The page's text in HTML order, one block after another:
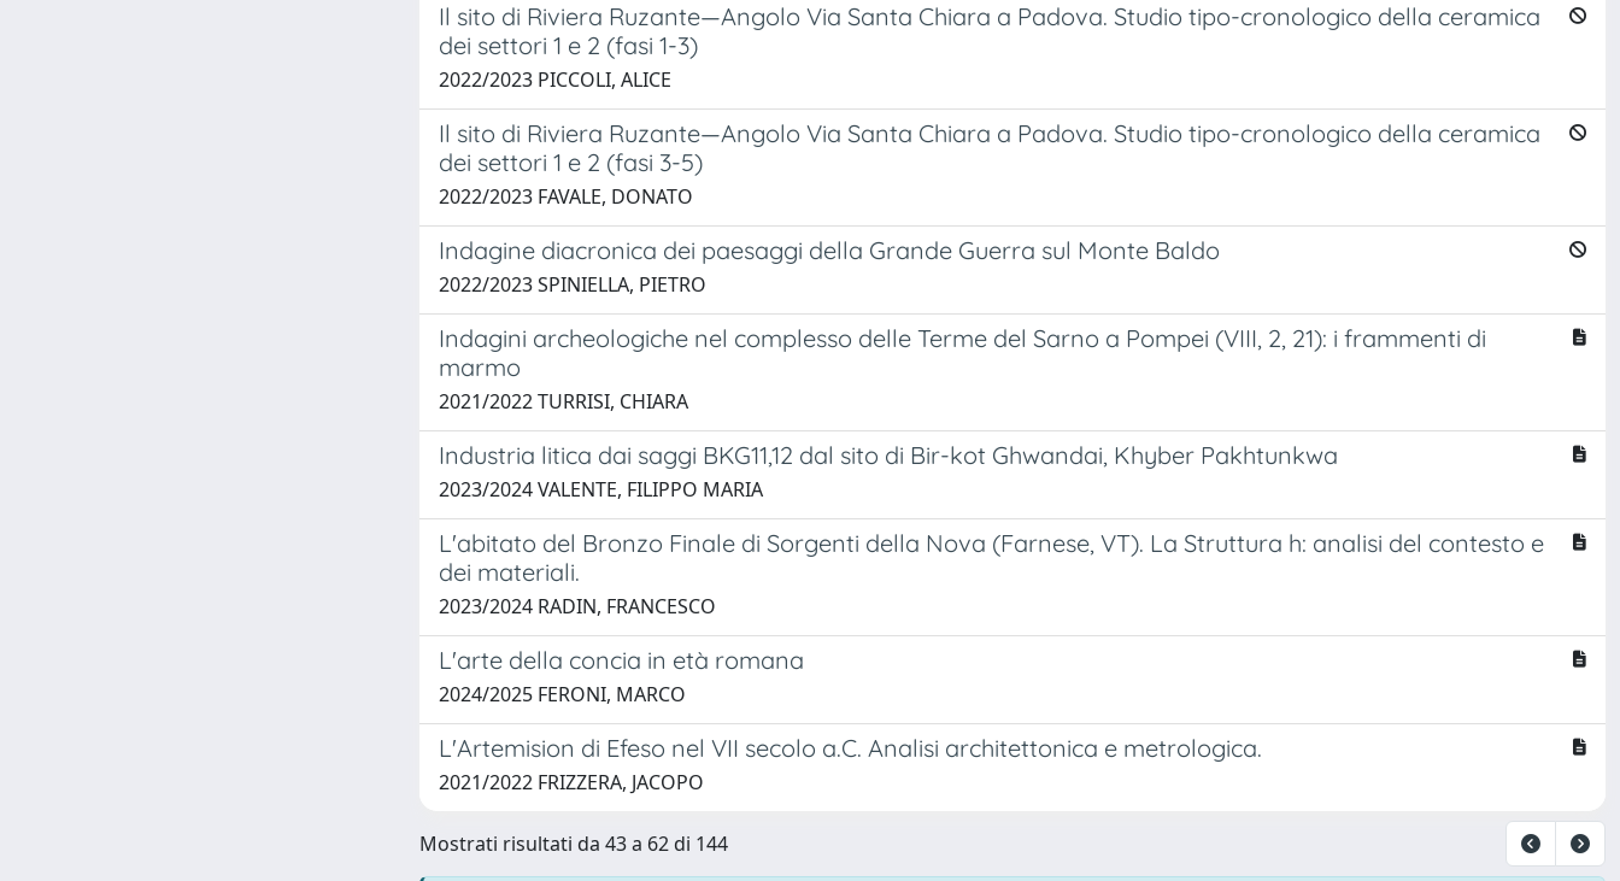
Il sito di Riviera Ruzante—Angolo Via Santa Chiara a Padova. Studio tipo-cronologico della ceramica
dei settori 1 e 2 (fasi 1-3)
2022/2023 PICCOLI, ALICE
Il sito di Riviera Ruzante—Angolo Via Santa Chiara a Padova. Studio tipo-cronologico della ceramica
dei settori 1 e 2 (fasi 3-5)
2022/2023 FAVALE, DONATO
Indagine diacronica dei paesaggi della Grande Guerra sul Monte Baldo
2022/2023 SPINIELLA, PIETRO
Indagini archeologiche nel complesso delle Terme del Sarno a Pompei (VIII, 2, 21): i frammenti di
marmo
2021/2022 TURRISI, CHIARA
Industria litica dai saggi BKG11,12 dal sito di Bir-kot Ghwandai, Khyber Pakhtunkwa
2023/2024 VALENTE, FILIPPO MARIA
L'abitato del Bronzo Finale di Sorgenti della Nova (Farnese, VT). La Struttura h: analisi del contesto e
dei materiali.
2023/2024 RADIN, FRANCESCO
L'arte della concia in età romana
2024/2025 FERONI, MARCO
L'Artemision di Efeso nel VII secolo a.C. Analisi architettonica e metrologica.
2021/2022 FRIZZERA, JACOPO
Mostrati risultati da 43 a 62 di 144